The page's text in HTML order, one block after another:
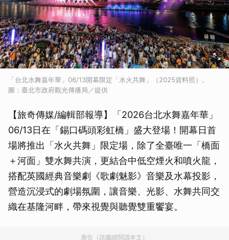
「台北水舞嘉年華」06/13開幕限定「水火共舞」（2025資料照）。
圖：臺北市政府觀光傳播局／提供
【旅奇傳媒/編輯部報導】「2026台北水舞嘉年華」
06/13日在「錫口碼頭彩虹橋」盛大登場！開幕日首
場將推出「水火共舞」限定場，除了全臺唯一「橋面
＋河面」雙水舞共演，更結合中低空煙火和噴火龍，
搭配英國經典音樂劇《歌劇魅影》音樂及水幕投影，
營造沉浸式的劇場氛圍，讓音樂、光影、水舞共同交
織在基隆河畔，帶來視覺與聽覺雙重饗宴。
廣告（請繼續閱讀本文）